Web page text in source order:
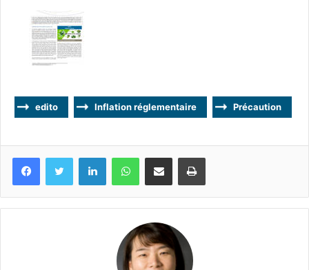
edito Inflation réglementaire Précaution
FacebookTwitter LinkedinWhatsApp
Partagez par mail Imprimez